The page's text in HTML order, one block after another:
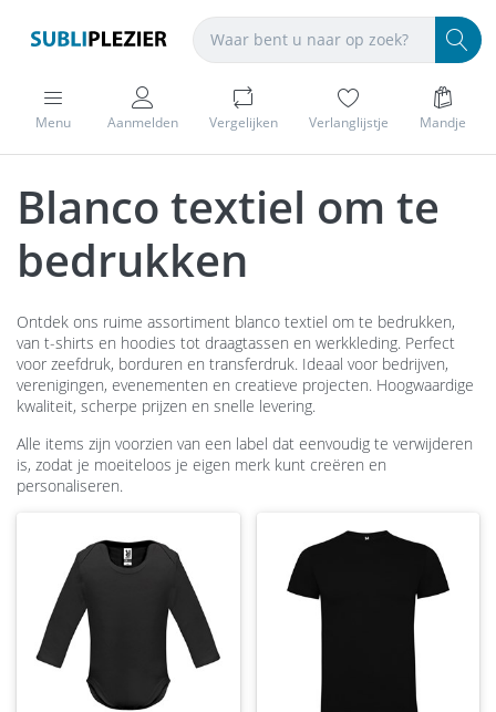
Menu Aanmelden Vergelijken Verlanglijstje Mandje
Blanco textiel om te
bedrukken
Ontdek ons ruime assortiment blanco textiel om te bedrukken,
van t-shirts en hoodies tot draagtassen en werkkleding. Perfect
voor zeefdruk, borduren en transferdruk. Ideaal voor bedrijven,
verenigingen, evenementen en creatieve projecten. Hoogwaardige
kwaliteit, scherpe prijzen en snelle levering.
Alle items zijn voorzien van een label dat eenvoudig te verwijderen
is, zodat je moeiteloos je eigen merk kunt creëren en
personaliseren.